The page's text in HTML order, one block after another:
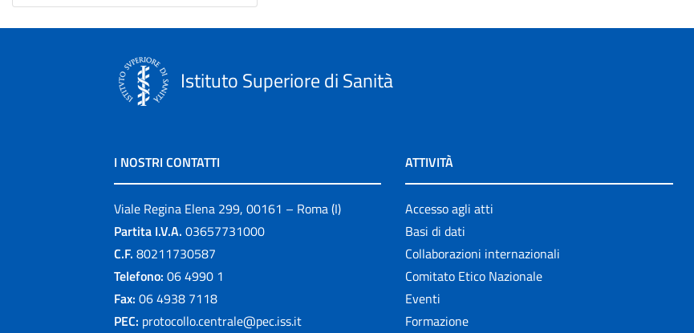
Istituto Superiore di Sanità
I NOSTRI CONTATTI
Viale Regina Elena 299, 00161 – Roma (I)
Partita I.V.A. 03657731000
C.F. 80211730587
Telefono: 06 4990 1
Fax: 06 4938 7118
PEC: protocollo.centrale@pec.iss.it
ATTIVITÀ
Accesso agli atti
Basi di dati
Collaborazioni internazionali
Comitato Etico Nazionale
Eventi
Formazione